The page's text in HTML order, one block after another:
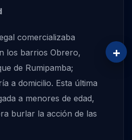
comercializaba
los barrios Obrero,
de Rumipamba;
a domicilio. Esta última
a menores de edad,
burlar la acción de las
+